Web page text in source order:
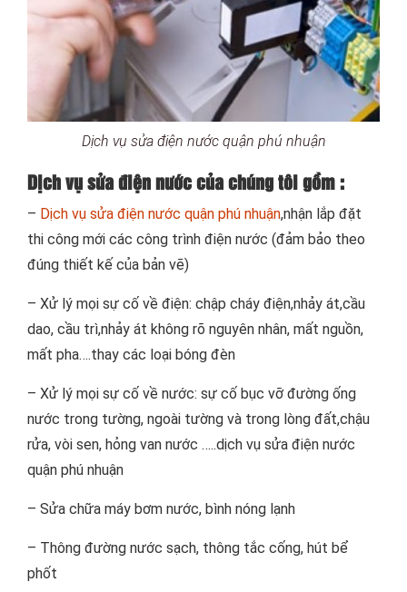
Dịch vụ sửa điện nước quận phú nhuận
Dịch vụ sửa điện nước của chúng tôi gồm :
– Dịch vụ sửa điện nước quận phú nhuận,nhận lắp đặt
thi công mới các công trình điện nước (đảm bảo theo
đúng thiết kế của bản vẽ)
– Xử lý mọi sự cố về điện: chập cháy điện,nhảy át,cầu
dao, cầu trì,nhảy át không rõ nguyên nhân, mất nguồn,
mất pha….thay các loại bóng đèn
– Xử lý mọi sự cố về nước: sự cố bục vỡ đường ống
nước trong tường, ngoài tường và trong lòng đất,chậu
rửa, vòi sen, hỏng van nước …..dịch vụ sửa điện nước
quận phú nhuận
– Sửa chữa máy bơm nước, bình nóng lạnh
– Thông đường nước sạch, thông tắc cống, hút bể
phốt